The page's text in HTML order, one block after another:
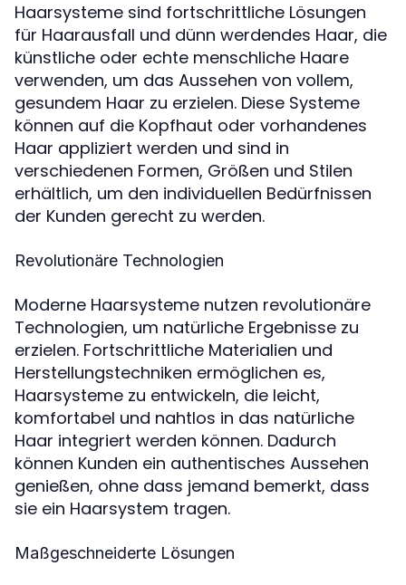
Haarsysteme sind fortschrittliche Lösungen
für Haarausfall und dünn werdendes Haar, die
künstliche oder echte menschliche Haare
verwenden, um das Aussehen von vollem,
gesundem Haar zu erzielen. Diese Systeme
können auf die Kopfhaut oder vorhandenes
Haar appliziert werden und sind in
verschiedenen Formen, Größen und Stilen
erhältlich, um den individuellen Bedürfnissen
der Kunden gerecht zu werden.
Revolutionäre Technologien
Moderne Haarsysteme nutzen revolutionäre
Technologien, um natürliche Ergebnisse zu
erzielen. Fortschrittliche Materialien und
Herstellungstechniken ermöglichen es,
Haarsysteme zu entwickeln, die leicht,
komfortabel und nahtlos in das natürliche
Haar integriert werden können. Dadurch
können Kunden ein authentisches Aussehen
genießen, ohne dass jemand bemerkt, dass
sie ein Haarsystem tragen.
Maßgeschneiderte Lösungen